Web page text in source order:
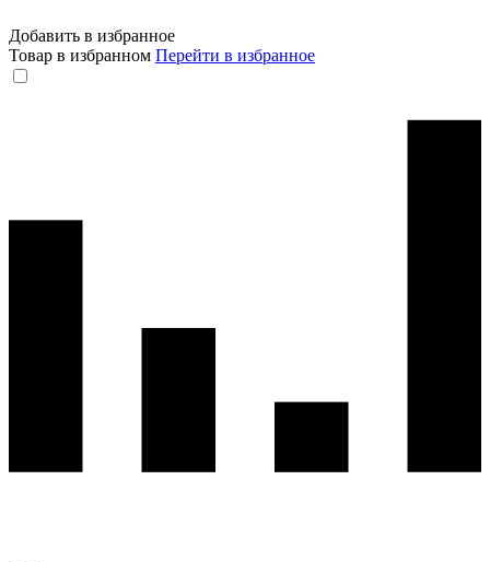
Добавить в избранное
Товар в избранном Перейти в избранное